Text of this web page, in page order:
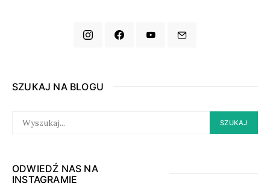
SZUKAJ NA BLOGU
FOR:
SZUKAJ
ODWIEDŹ NAS NA
INSTAGRAMIE